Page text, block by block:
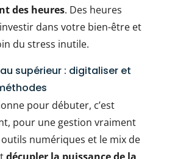
des heures. Des heures
dans votre bien-être et
du stress inutile.
supérieur : digitaliser et
pour débuter, c’est
pour une gestion vraiment
numériques et le mix de